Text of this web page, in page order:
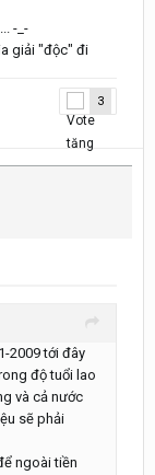
-_-
giải "độc" đi
3
2009 tới đây
độ tuổi lao
và cả nước
sẽ phải
ngoài tiền